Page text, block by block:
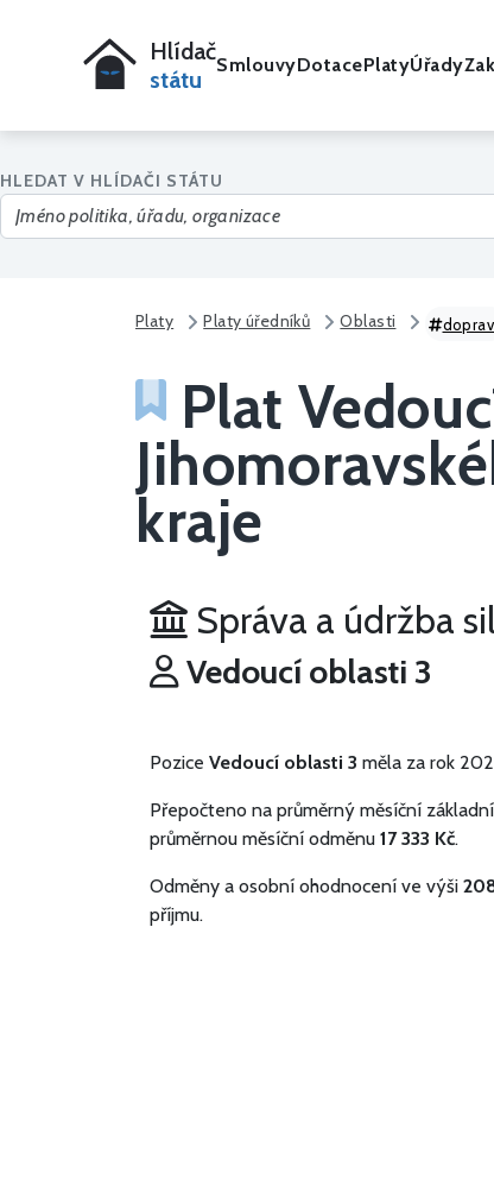
Hlídač
státu
SmlouvyDotacePlatyÚřady
HLEDAT V HLÍDAČI STÁTU
Platy Platy úředníků Oblasti
Plat
kraje
Správa a údržba
Vedoucí oblasti 3
Pozice Vedoucí oblasti 3 měla za rok
Přepočteno na průměrný měsíční
průměrnou měsíční odměnu 17 333 Kč.
Odměny a osobní ohodnocení ve výši
příjmu.